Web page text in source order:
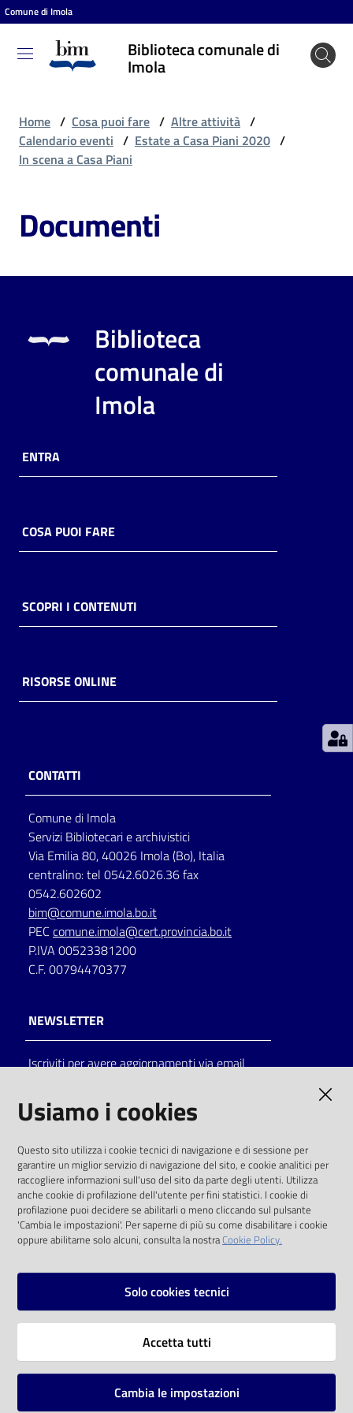
Vai al contenuto
Vai alla navigazione
Vai al footer
Comune di Imola
Biblioteca comunale di
Imola
Biblioteca
comunale
Cosa
fare
Scopri
online
Piani
Decentrate
Seguici
su
on line
Eventi
Chiedi al
bibliotecario
Avvisi
Home / Cosa puoi fare / Altre attività /
Calendario eventi / Estate a Casa Piani 2020 /
In scena a Casa Piani
Documenti
Biblioteca
comunale di
Imola
ENTRA
COSA PUOI FARE
SCOPRI I CONTENUTI
RISORSE ONLINE
CONTATTI
Comune di Imola
Servizi Bibliotecari e archivistici
Via Emilia 80, 40026 Imola (Bo), Italia
centralino: tel 0542.6026.36 fax
0542.602602
bim@comune.imola.bo.it
PEC comune.imola@cert.provincia.bo.it
P.IVA 00523381200
C.F. 00794470377
NEWSLETTER
Iscriviti per avere aggiornamenti via email
solo alle condizioni previste dalla direttiva
comunitaria 2003/98/CE e dal d.lgs. 36/2006
SOCIAL
Instagram
Vai alla pagina
Usiamo i cookies
Questo sito utilizza i cookie tecnici di navigazione e di sessione per
garantire un miglior servizio di navigazione del sito, e cookie analitici per
raccogliere informazioni sull'uso del sito da parte degli utenti. Utilizza
anche cookie di profilazione dell'utente per fini statistici. I cookie di
profilazione puoi decidere se abilitarli o meno cliccando sul pulsante
'Cambia le impostazioni'. Per saperne di più su come disabilitare i cookie
oppure abilitarne solo alcuni, consulta la nostraCookie Policy.
Solo cookies tecnici
Accetta tutti
Cambia le impostazioni